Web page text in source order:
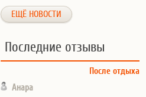
ЕЩЁ НОВОСТИ
Последние отзывы
После отдыха
Анара